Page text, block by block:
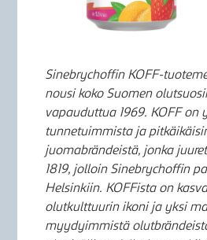
Sinebrychoffin KOFF-
nousi koko Suomen
vapauduttua 1969. KOFF on
tunnetuimmista ja
juomabrändeistä, jonka
1819, jolloin Sinebrychoffin
Helsinkiin. KOFFista on
olutkulttuurin ikoni ja yksi
myydyimmistä